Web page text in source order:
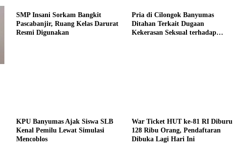
SMP Insani Sorkam Bangkit
Pascabanjir, Ruang Kelas Darurat
Resmi Digunakan
Pria di Cilongok Banyumas
Ditahan Terkait Dugaan
Kekerasan Seksual terhadap
KPU Banyumas Ajak Siswa SLB
Kenal Pemilu Lewat Simulasi
Mencoblos
War Ticket HUT ke-81 RI Diburu
128 Ribu Orang, Pendaftaran
Dibuka Lagi Hari Ini